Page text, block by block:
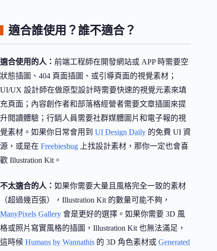
適合誰使用？誰不適合？
適合使用的人： 前端工程師在開發網站或 APP 時需要空
狀態插圖、404 頁面插圖、或引導頁面的視覺素材；
UI/UX 設計師在做原型設計時需要快速的視覺元素來填
充頁面；內容創作者和部落格經營者需要文章插圖來提
升閱讀體驗；行銷人員需要社群媒體圖片和電子報的視
覺素材。如果你日常會用到 UI Design Daily 的免費 UI 資
源，或是在 Freebiesbug 上找設計素材，那你一定也會喜
歡 Illustration Kit。
不太適合的人： 如果你需要大量且風格完全一致的素材
（超過幾百張），Illustration Kit 的數量可能不夠，
ManyPixels Gallery 會是更好的選擇。如果你需要 3D 風
格或照片寫實風格的插圖，Illustration Kit 也無法滿足，
這時候 Humans by Wannathis 的 3D 角色素材或 Generated